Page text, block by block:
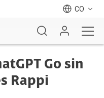
CO
Go sin
Rappi